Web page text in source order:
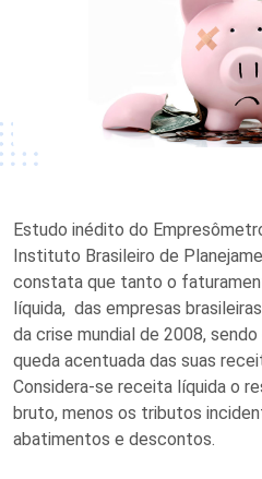
Estudo inédito do
Instituto Brasileiro de
constata que tanto o
líquida, das empresas
da crise mundial de 2008,
queda acentuada das suas
Considera-se receita líquida o
bruto, menos os tributos
abatimentos e descontos.